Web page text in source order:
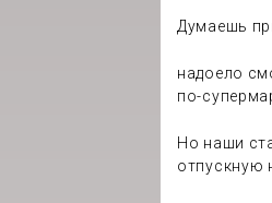
Думаешь
надоело
по-
Но наши
отпускную